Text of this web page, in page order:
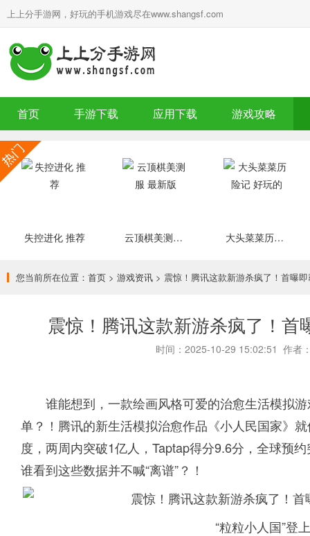
上上分手游网，好玩的手机游戏尽在www.shangsf.com
首页 手游下载 应用下载 游戏攻略
失控进化 推荐 云顶棋美测服 最新版 大头菜菜历险记 好玩的
您当前所在位置： 首页 > 游戏资讯 > 震惊！腾讯这款新游杀疯了！首曝
震惊！腾讯这款新游杀疯了！
时间：2025-10-29 15:02:51 作者
谁能想到，一款绘画风格可爱的治愈生活模拟
单？！腾讯的新生活模拟治愈作品《小人民国家》
度，两周内突破1亿人，Taptap得分9.6分，全球预
谁看到这些数据并不喊“离谱”？！
“粒粒小人国”登